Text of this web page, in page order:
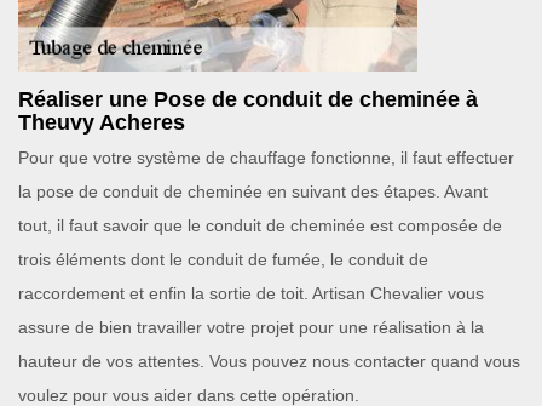
Réaliser une Pose de conduit de cheminée à
Theuvy Acheres
Pour que votre système de chauffage fonctionne, il faut effectuer
la pose de conduit de cheminée en suivant des étapes. Avant
tout, il faut savoir que le conduit de cheminée est composée de
trois éléments dont le conduit de fumée, le conduit de
raccordement et enfin la sortie de toit. Artisan Chevalier vous
assure de bien travailler votre projet pour une réalisation à la
hauteur de vos attentes. Vous pouvez nous contacter quand vous
voulez pour vous aider dans cette opération.